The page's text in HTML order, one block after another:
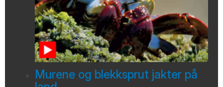
Murene og blekksprut jakter på